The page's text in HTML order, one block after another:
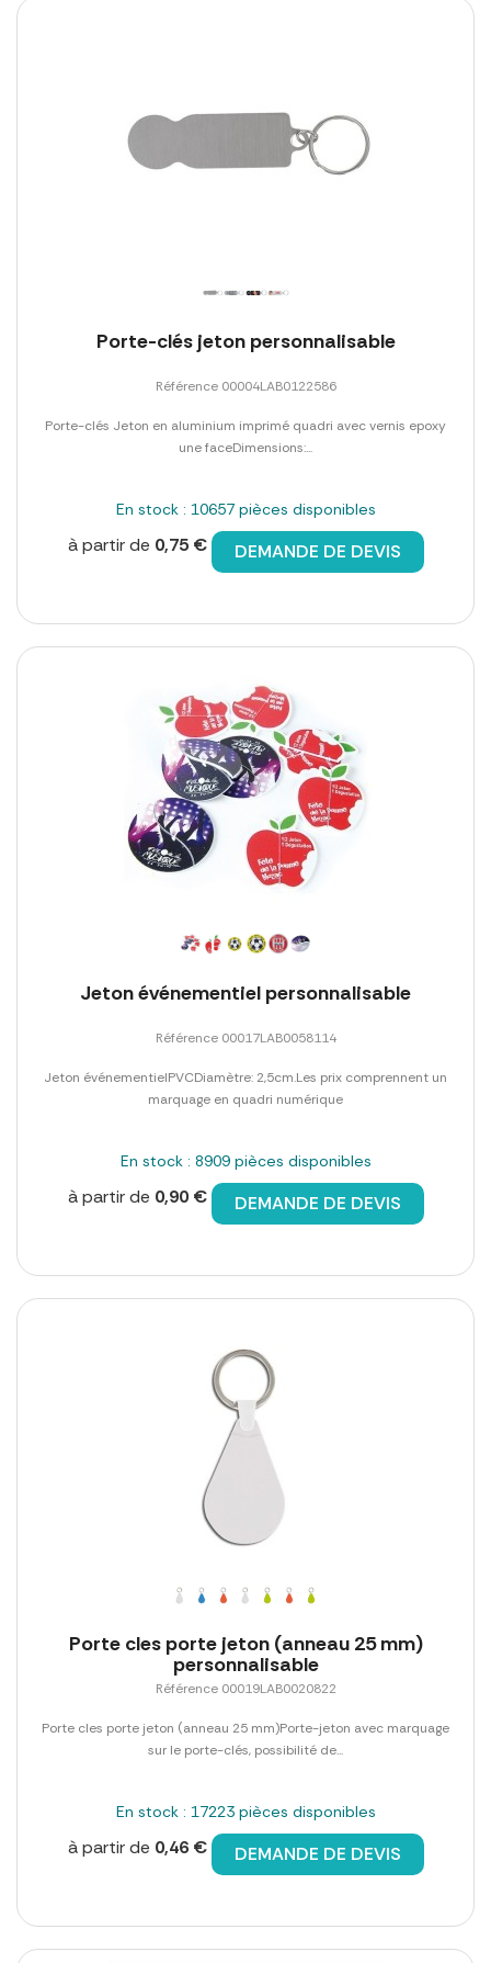
Porte-clés jeton personnalisable
Référence 00004LAB0122586
Porte-clés Jeton en aluminium imprimé quadri avec vernis epoxy
une faceDimensions:...
En stock : 10657 pièces disponibles
à partir de 0,75 € DEMANDE DE DEVIS
Jeton événementiel personnalisable
Référence 00017LAB0058114
Jeton événementielPVCDiamètre: 2,5cm.Les prix comprennent un
marquage en quadri numérique
En stock : 8909 pièces disponibles
à partir de 0,90 € DEMANDE DE DEVIS
Porte cles porte jeton (anneau 25 mm)
personnalisable
Référence 00019LAB0020822
Porte cles porte jeton (anneau 25 mm)Porte-jeton avec marquage
sur le porte-clés, possibilité de...
En stock : 17223 pièces disponibles
à partir de 0,46 € DEMANDE DE DEVIS